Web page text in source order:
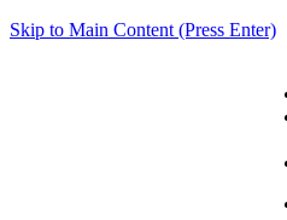
Skip to Main Content (Press Enter)